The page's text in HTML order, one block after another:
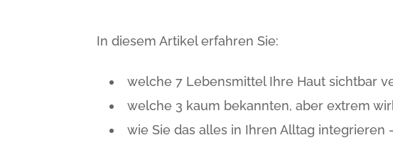
In diesem Artikel erfahren Sie:
welche 7 Lebensmittel Ihre Haut sichtbar
welche 3 kaum bekannten, aber extrem
wie Sie das alles in Ihren Alltag integrieren